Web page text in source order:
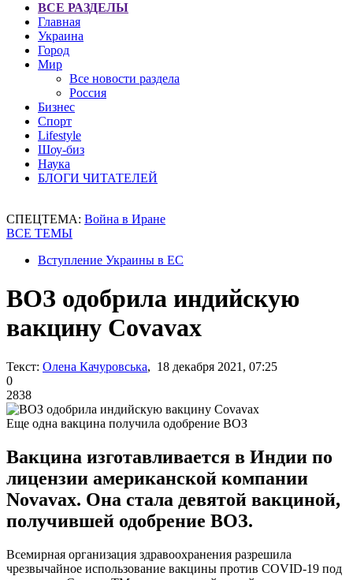
ВСЕ РАЗДЕЛЫ
Главная
Украина
Город
Мир
Все новости раздела
Россия
Бизнес
Спорт
Lifestyle
Шоу-биз
Наука
БЛОГИ ЧИТАТЕЛЕЙ
СПЕЦТЕМА: Война в Иране
ВСЕ ТЕМЫ
Вступление Украины в ЕС
ВОЗ одобрила индийскую
вакцину Covavax
Текст: Олена Качуровська, 18 декабря 2021, 07:25
0
2838
Еще одна вакцина получила одобрение ВОЗ
Вакцина изготавливается в Индии по
лицензии американской компании
Novavax. Она стала девятой вакциной,
получившей одобрение ВОЗ.
Всемирная организация здравоохранения разрешила
чрезвычайное использование вакцины против COVID-19 под